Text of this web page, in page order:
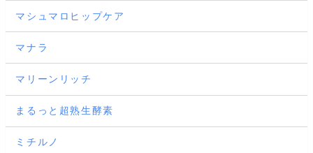
マシュマロヒップケア
マナラ
マリーンリッチ
まるっと超熟生酵素
ミチルノ